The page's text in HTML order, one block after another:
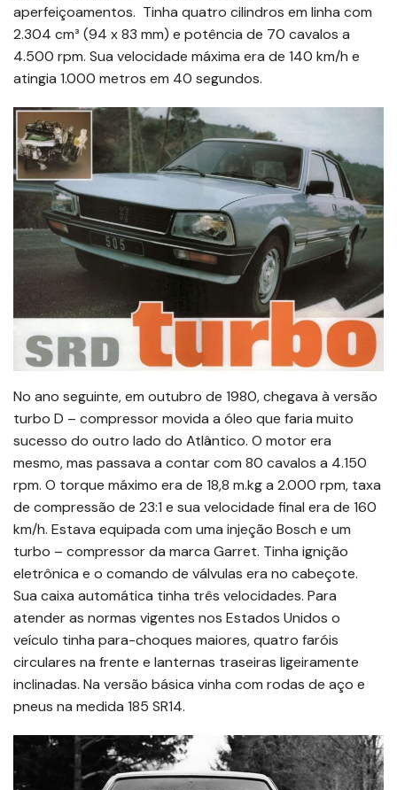
aperfeiçoamentos. Tinha quatro cilindros em linha com
2.304 cm³ (94 x 83 mm) e potência de 70 cavalos a
4.500 rpm. Sua velocidade máxima era de 140 km/h e
atingia 1.000 metros em 40 segundos.
No ano seguinte, em outubro de 1980, chegava à versão
turbo D – compressor movida a óleo que faria muito
sucesso do outro lado do Atlântico. O motor era
mesmo, mas passava a contar com 80 cavalos a 4.150
rpm. O torque máximo era de 18,8 m.kg a 2.000 rpm, taxa
de compressão de 23:1 e sua velocidade final era de 160
km/h. Estava equipada com uma injeção Bosch e um
turbo – compressor da marca Garret. Tinha ignição
eletrônica e o comando de válvulas era no cabeçote.
Sua caixa automática tinha três velocidades. Para
atender as normas vigentes nos Estados Unidos o
veículo tinha para-choques maiores, quatro faróis
circulares na frente e lanternas traseiras ligeiramente
inclinadas. Na versão básica vinha com rodas de aço e
pneus na medida 185 SR14.